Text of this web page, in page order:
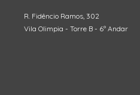
R. Fidêncio Ramos, 302
Vila Olimpia - Torre B - 6º Andar